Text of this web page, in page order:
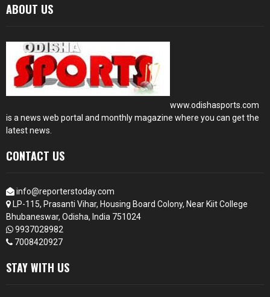
ABOUT US
www.odishasports.com
is a news web portal and monthly magazine where you can get the
latest news.
CONTACT US
info@reporterstoday.com
LP-115, Prasanti Vihar, Housing Board Colony, Near Kiit College
Bhubaneswar, Odisha, India 751024
9937028982
7008420927
STAY WITH US